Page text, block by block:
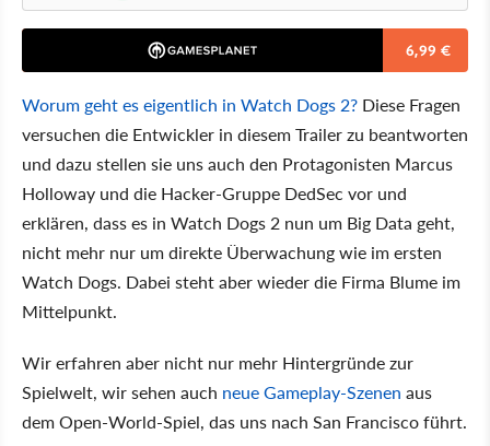
6,99 €
Worum geht es eigentlich in Watch Dogs 2? Diese Fragen
versuchen die Entwickler in diesem Trailer zu beantworten
und dazu stellen sie uns auch den Protagonisten Marcus
Holloway und die Hacker-Gruppe DedSec vor und
erklären, dass es in Watch Dogs 2 nun um Big Data geht,
nicht mehr nur um direkte Überwachung wie im ersten
Watch Dogs. Dabei steht aber wieder die Firma Blume im
Mittelpunkt.
Wir erfahren aber nicht nur mehr Hintergründe zur
Spielwelt, wir sehen auch neue Gameplay-Szenen aus
dem Open-World-Spiel, das uns nach San Francisco führt.